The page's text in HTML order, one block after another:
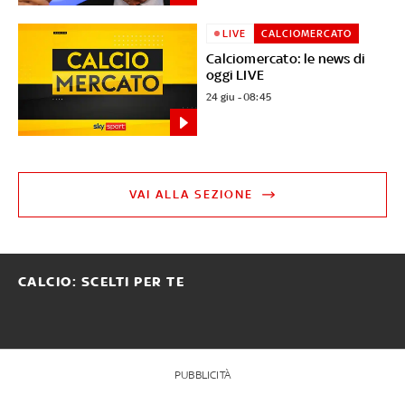
Calciomercato: le news di
oggi LIVE
LIVE CALCIOMERCATO
24 giu - 08:45
VAI ALLA SEZIONE
CALCIO: SCELTI PER TE
PUBBLICITÀ